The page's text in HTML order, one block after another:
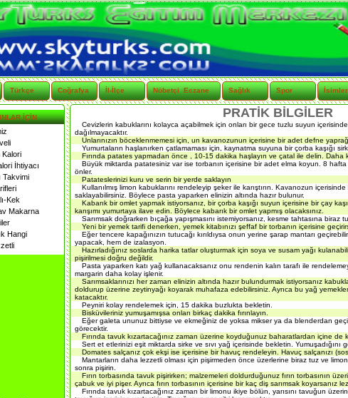
Türkçe Coğrafya İl-İlçe Nöbetçi Eczane Sağlık Spor İsimler
İÇİN
Kalori
İhtiyacı
Takvimi
Kek
Makarna
Hangi
PRATİK BİLGİLER
Cevizlerin kabuklarını kolayca açabilmek için onları bir gece tuzlu suyun
dağılmayacaktır.
Unlarınızın böceklenmemesi için, un kavanozunun içerisine bir adet defne
Yumurtaların haşlanırken çatlamaması için, kaynatma suyuna bir çorba kaşığı
Fırında patates yapmadan önce , 10-15 dakika haşlayın ve çatal ile delin. Daha
Büyük miktarda patatesiniz var ise torbanın içerisine bir adet elma koyun. 8
önler.
Patateslerinizi kuru ve serin bir yerde saklayın
Kullanılmış limon kabuklarını rendeleyip şeker ile karıştırın. Kavanozun
saklayabilirsiniz. Böylece pasta yaparken elinizin altında hazır bulunur.
Kabarık bir omlet yapmak istiyorsanız, bir çorba kaşığı suyun içerisine bir çay
karışımı yumurtaya ilave edin. Böylece kabarık bir omlet yapmış olacaksınız.
Sarımsak doğrarken bıçağa yapışmasını istemiyorsanız, kesme tahtasına biraz
Yeni bir yemek tarifi denerken, yemek kitabınızı şeffaf bir torbanın içerisine
Eğer tencere kapağınızın tutucağı kırıldıysa onun yerine şarap mantarı
yapacak, hem de izalasyon.
Hazırladığınız soslarda harika tatlar oluşturmak için soya ve susam yağı
pişirilmesi doğru değildir.
Pasta yaparken katı yağ kullanacaksanız onu rendenin kalın tarafı ile
margarin daha kolay işlenir.
Sarımsaklarınızı her zaman elinizin altında hazır bulundurmak istiyorsanız
doldurup üzerine zeytinyağı koyarak muhafaza edebilirsiniz. Ayrıca bu yağ
katacaktır.
Peyniri kolay rendelemek için, 15 dakika buzlukta bekletin.
Bisküvileriniz yumuşamışsa onları birkaç dakika fırınlayın.
Eğer galeta ununuz bittiyse ve ekmeğiniz de yoksa mikser ya da blenderdan
görecektir.
Fırında tavuk kızartacağınız zaman üzerine koyduğunuz baharatlardan içine
Sert et etlerinizi eşit miktarda sirke ve sıvı yağ içerisinde bekletin. Yumuşadığını
Domates salçanız çok ekşi ise içerisine bir havuç rendeleyin. Havuç salçanızı
Mantarların daha lezzetli olması için pişirmeden önce üzerlerine biraz tuz ve
sonra pişirin.
Fırın torbasında tavuk pişirirken; malzemeleri doldurduğunuz fırın torbasının
çabuk ve iyi pişer. Ayrıca fırın torbasının içerisine bir kaç diş sarımsak koyarsanız
Fırında tavuk kızartacağınız zaman bir limonu ikiye bölün, yarısını tavuğun